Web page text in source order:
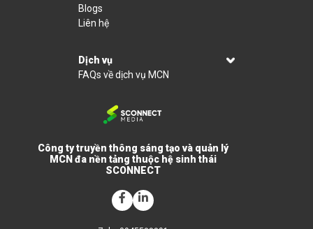
Công ty truyền thông sáng tạo và quản lý
MCN đa nền tảng thuộc hệ sinh thái
SCONNECT
Blogs
Liên hệ
Dịch vụ
FAQs về dịch vụ MCN